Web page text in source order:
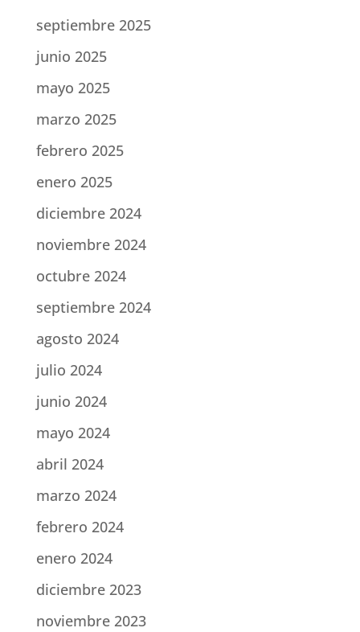
septiembre 2025
junio 2025
mayo 2025
marzo 2025
febrero 2025
enero 2025
diciembre 2024
noviembre 2024
octubre 2024
septiembre 2024
agosto 2024
julio 2024
junio 2024
mayo 2024
abril 2024
marzo 2024
febrero 2024
enero 2024
diciembre 2023
noviembre 2023